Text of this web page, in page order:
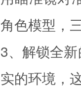
角色模型，
3、解锁全
实的环境，